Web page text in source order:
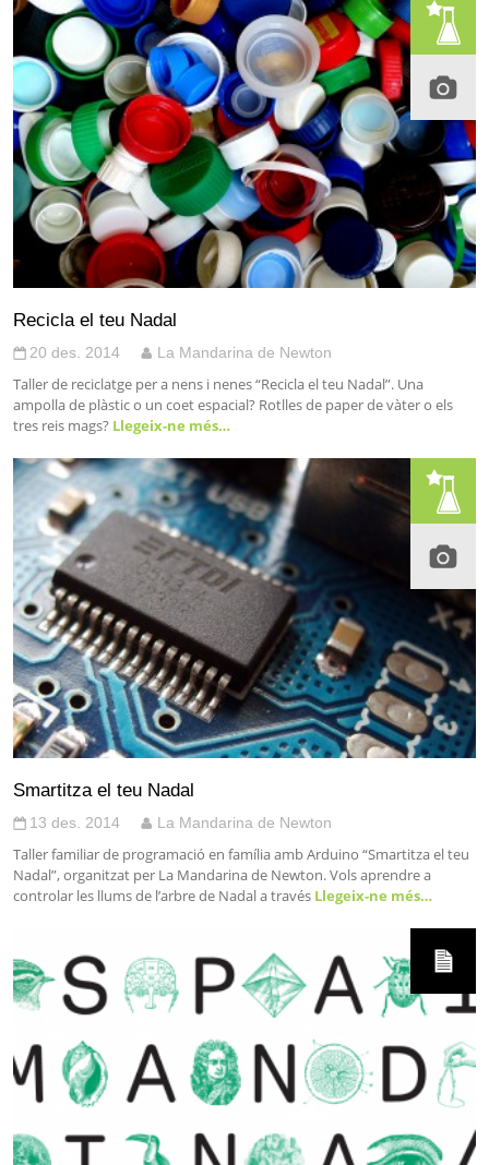
Recicla el teu Nadal
20 des. 2014 La Mandarina de Newton
Taller de reciclatge per a nens i nenes “Recicla el teu Nadal”. Una
ampolla de plàstic o un coet espacial? Rotlles de paper de vàter o els
tres reis mags? Llegeix-ne més…
Smartitza el teu Nadal
13 des. 2014 La Mandarina de Newton
Taller familiar de programació en família amb Arduino “Smartitza el teu
Nadal”, organitzat per La Mandarina de Newton. Vols aprendre a
controlar les llums de l’arbre de Nadal a través Llegeix-ne més…